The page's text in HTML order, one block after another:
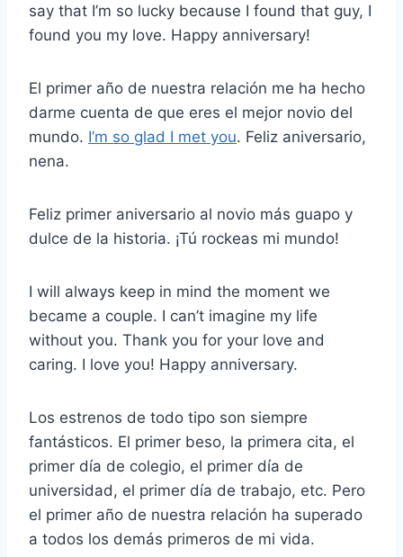
say that I’m so lucky because I found that guy, I
found you my love. Happy anniversary!
El primer año de nuestra relación me ha hecho
darme cuenta de que eres el mejor novio del
mundo. I’m so glad I met you. Feliz aniversario,
nena.
Feliz primer aniversario al novio más guapo y
dulce de la historia. ¡Tú rockeas mi mundo!
I will always keep in mind the moment we
became a couple. I can’t imagine my life
without you. Thank you for your love and
caring. I love you! Happy anniversary.
Los estrenos de todo tipo son siempre
fantásticos. El primer beso, la primera cita, el
primer día de colegio, el primer día de
universidad, el primer día de trabajo, etc. Pero
el primer año de nuestra relación ha superado
a todos los demás primeros de mi vida.